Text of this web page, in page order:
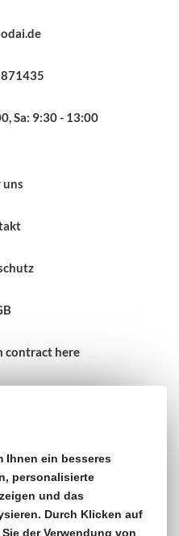
Ihnen ein besseres
personalisierte
und das
Durch Klicken auf
der Verwendung von
Sa: 9:30 - 13:00
uns
contract here
& Rückversand
Bestellwert